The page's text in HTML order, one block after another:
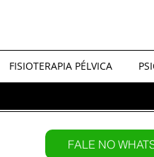
FISIOTERAPIA PÉLVICA
FALE NO